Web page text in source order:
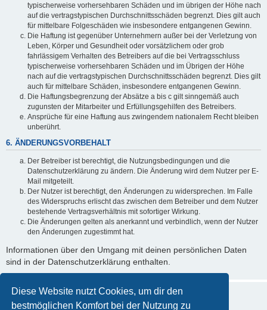
Diese Website nutzt Cookies, um dir den
bestmöglichen Komfort bei der Nutzung zu
typischerweise vorhersehbaren Schäden und im übrigen der Höhe nach
auf die vertragstypischen Durchschnittsschäden begrenzt. Dies gilt auch
für mittelbare Folgeschäden wie insbesondere entgangenen Gewinn.
Die Haftung ist gegenüber Unternehmern außer bei der Verletzung von
Leben, Körper und Gesundheit oder vorsätzlichem oder grob
fahrlässigem Verhalten des Betreibers auf die bei Vertragsschluss
typischerweise vorhersehbaren Schäden und im Übrigen der Höhe
nach auf die vertragstypischen Durchschnittsschäden begrenzt. Dies gilt
auch für mittelbare Schäden, insbesondere entgangenen Gewinn.
Die Haftungsbegrenzung der Absätze a bis c gilt sinngemäß auch
zugunsten der Mitarbeiter und Erfüllungsgehilfen des Betreibers.
Ansprüche für eine Haftung aus zwingendem nationalem Recht bleiben
unberührt.
6. ÄNDERUNGSVORBEHALT
Der Betreiber ist berechtigt, die Nutzungsbedingungen und die
Datenschutzerklärung zu ändern. Die Änderung wird dem Nutzer per E-
Mail mitgeteilt.
Der Nutzer ist berechtigt, den Änderungen zu widersprechen. Im Falle
des Widerspruchs erlischt das zwischen dem Betreiber und dem Nutzer
bestehende Vertragsverhältnis mit sofortiger Wirkung.
Die Änderungen gelten als anerkannt und verbindlich, wenn der Nutzer
den Änderungen zugestimmt hat.
Informationen über den Umgang mit deinen persönlichen Daten
sind in der Datenschutzerklärung enthalten.